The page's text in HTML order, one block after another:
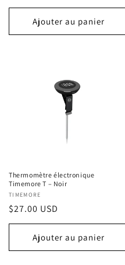
habituel
Ajouter au panier
Thermomètre électronique
Timemore T – Noir
Fournisseur :
TIMEMORE
Prix
habituel
$27.00 USD
Ajouter au panier